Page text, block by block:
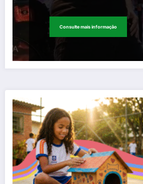
Consulte mais informação